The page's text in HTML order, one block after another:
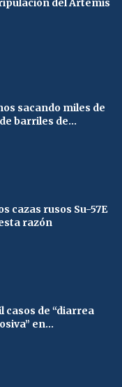
del Artemis
sacando miles de
barriles de...
cazas rusos Su-57E
razón
casos de “diarrea
en...